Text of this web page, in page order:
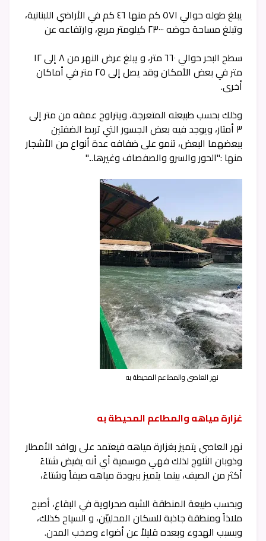
يبلغ طوله حوالي ٥٧١ كم منها ٤٦ كم في الأراضي اللبنانية،
وتبلغ مساحة حوضه ٢٣٠٠٠ كيلومتر مربع، وارتفاعه عن
سطح البحر حوالي ٦٦٠ متر، و يبلغ عرض النهر من ٨ إلى ١٢
متر في بعض الأمكان وقد يصل إلى ٢٥ متر في أماكان
أخرى.
وذلك بحسب طبيعته المتعرجة، ويتراوح عمقه من متر إلى
٣ أمتار، ويوجد فيه بعض الجسور التي تربط الضفتين
ببعضهما البعض، تنمو على ضفافه عدة أنواع من الأشجار
منها :"الحور والسرو والصفصاف وغيرها..."
نهر العاصي والمطاعم المحيطة به
غزارة مياهه والمطاعم المحيطة به
نهر العاصي يتميز بغزارة مياهه فيعتمد على روافد الأمطار
وذوبان الثلوج لذلك فهي موسمية أي أنه يفيض شتاءً
أكثر من الصيف، بينما يتميز ببرودة مياهه صيفاً وشتاءً،
وبحسب طبيعة المنطقة الشبه صحراوية في البقاع، أصبح
ملاذاً ومنطقة جاذبة للسكان المحلييّن، و السياح كذلك،
وبسبب الهدوء وبعده قليلاً عن أضواء وصخب المدن.